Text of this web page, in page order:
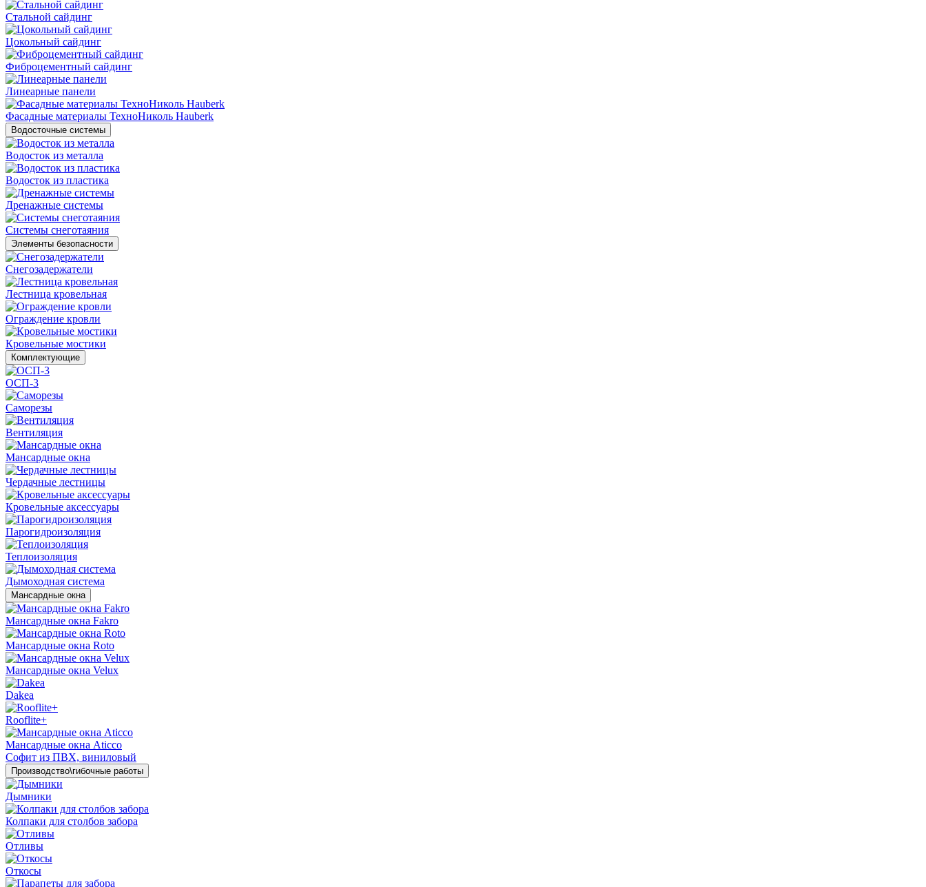
Стальной сайдинг
Цокольный сайдинг
Фиброцементный сайдинг
Линеарные панели
Фасадные материалы ТехноНиколь Hauberk
Водосточные системы
Водосток из металла
Водосток из пластика
Дренажные системы
Системы снеготаяния
Элементы безопасности
Снегозадержатели
Лестница кровельная
Ограждение кровли
Кровельные мостики
Комплектующие
ОСП-3
Саморезы
Вентиляция
Мансардные окна
Чердачные лестницы
Кровельные аксессуары
Парогидроизоляция
Теплоизоляция
Дымоходная система
Мансардные окна
Мансардные окна Fakro
Мансардные окна Roto
Мансардные окна Velux
Dakea
Rooflite+
Мансардные окна Aticco
Софит из ПВХ, виниловый
Производство\гибочные работы
Дымники
Колпаки для столбов забора
Отливы
Откосы